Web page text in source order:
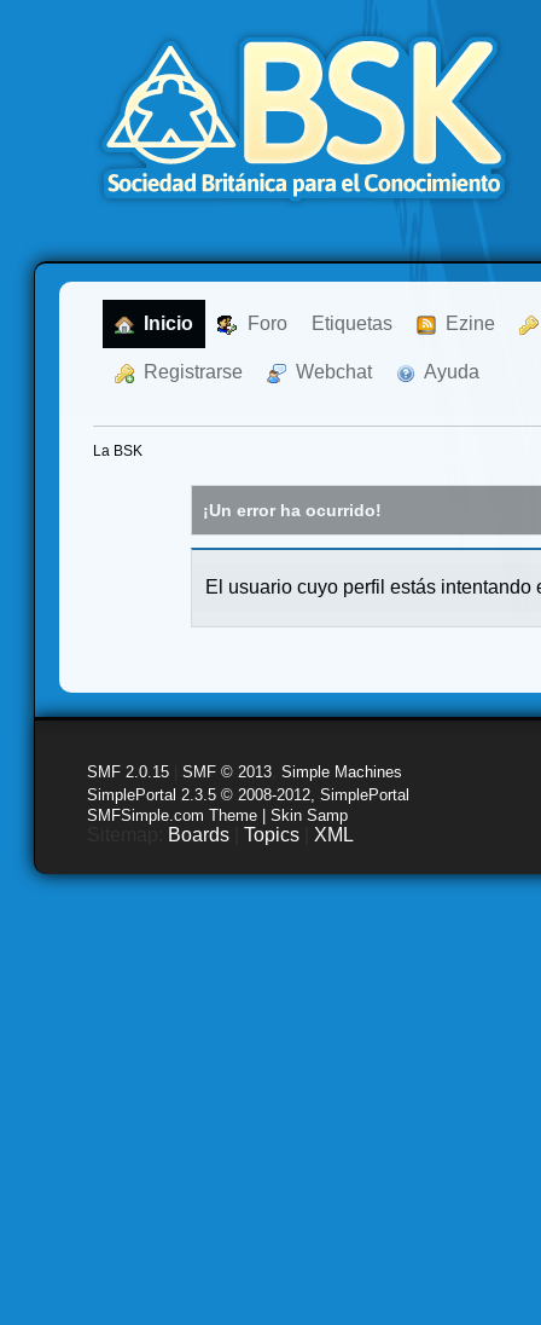
Inicio Foro Etiquetas Ezine
Registrarse Webchat Ayuda
La BSK
¡Un error ha ocurrido!
El usuario cuyo perfil estás intentando
SMF 2.0.15 SMF © 2013 Simple Machines
SimplePortal 2.3.5 © 2008-2012, SimplePortal
SMFSimple.com Theme | Skin Samp
Boards Topics XML